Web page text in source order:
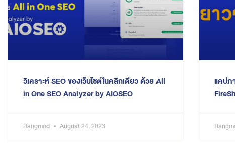
วิเคราะห์ SEO ของเว็บไซต์ในคลิกเดียว ด้วย All
in One SEO Analyzer by AIOSEO
Bangmod August 24, 2023
แคปภ